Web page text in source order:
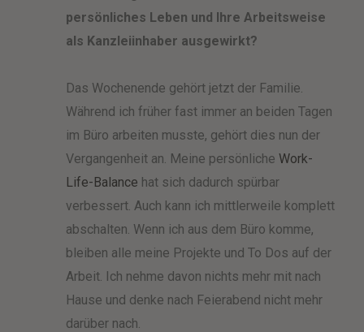
persönliches Leben und Ihre Arbeitsweise
als Kanzleiinhaber ausgewirkt?
Das Wochenende gehört jetzt der Familie.
Während ich früher fast immer an beiden Tagen
im Büro arbeiten musste, gehört dies nun der
Vergangenheit an. Meine persönliche Work-
Life-Balance hat sich dadurch spürbar
verbessert. Auch kann ich mittlerweile komplett
abschalten. Wenn ich aus dem Büro komme,
bleiben alle meine Projekte und To Dos auf der
Arbeit. Ich nehme davon nichts mehr mit nach
Hause und denke nach Feierabend nicht mehr
darüber nach.